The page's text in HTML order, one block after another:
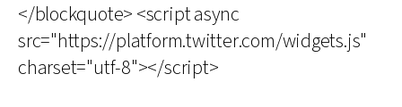
</blockquote> <script async
src="https://platform.twitter.com/widgets.js"
charset="utf-8"></script>